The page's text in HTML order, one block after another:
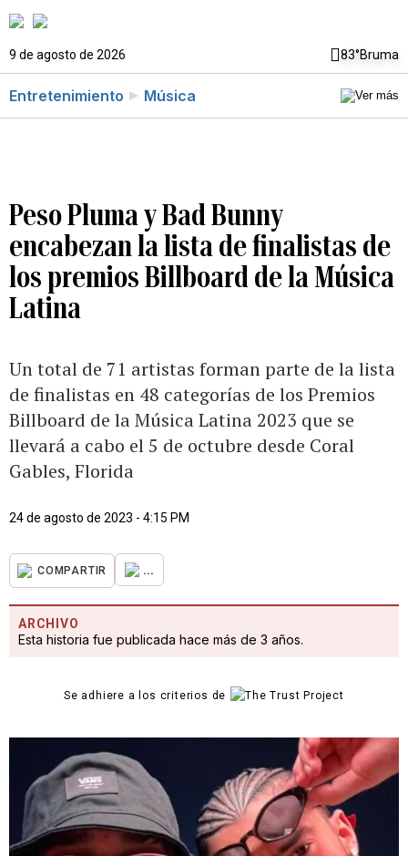
9 de agosto de 2026 83°Bruma
Entretenimiento Música
Peso Pluma y Bad Bunny
encabezan la lista de finalistas de
los premios Billboard de la Música
Latina
Un total de 71 artistas forman parte de la lista
de finalistas en 48 categorías de los Premios
Billboard de la Música Latina 2023 que se
llevará a cabo el 5 de octubre desde Coral
Gables, Florida
24 de agosto de 2023 - 4:15 PM
COMPARTIR ...
ARCHIVO
Esta historia fue publicada hace más de 3 años.
Se adhiere a los criterios de